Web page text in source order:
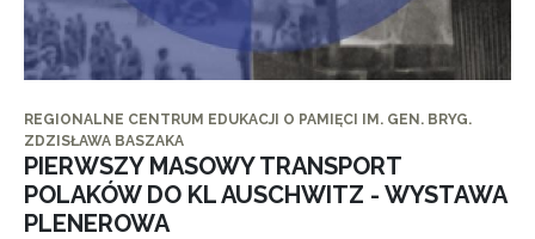
REGIONALNE CENTRUM EDUKACJI O PAMIĘCI IM. GEN. BRYG.
ZDZISŁAWA BASZAKA
PIERWSZY MASOWY TRANSPORT
POLAKÓW DO KL AUSCHWITZ - WYSTAWA
PLENEROWA